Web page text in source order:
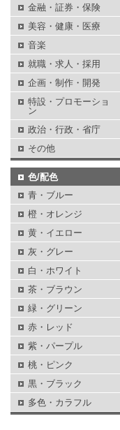
金融・証券・保険
美容・健康・医療
音楽
就職・求人・採用
企画・制作・開発
特設・プロモーショ
ン
政治・行政・省庁
その他
色/配色
青・ブルー
橙・オレンジ
黄・イエロー
灰・グレー
白・ホワイト
茶・ブラウン
緑・グリーン
赤・レッド
紫・パープル
桃・ピンク
黒・ブラック
多色・カラフル